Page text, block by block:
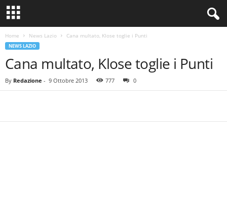
Home News Lazio Cana multato, Klose toglie i Punti
NEWS LAZIO
Cana multato, Klose toglie i Punti
By Redazione - 9 Ottobre 2013 777 0